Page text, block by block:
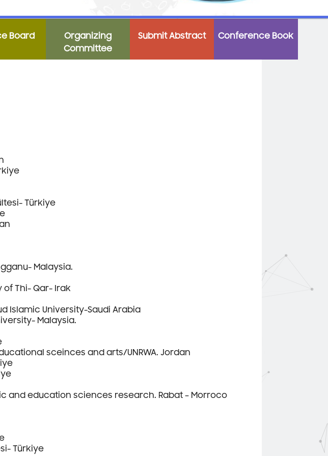
Board
Organizing
Committee
Submit Abstract Conference Book
Türkiye
Malaysia.
of Thi- Qar- Irak
Islamic University-Saudi Arabia
Malaysia.
sceinces and arts/UNRWA. Jordan
and education sciences research. Rabat – Morroco
Türkiye